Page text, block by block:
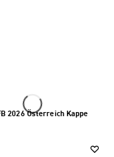
2026 Österreich Kappe